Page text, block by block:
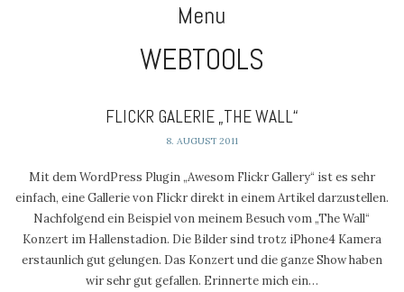
Menu
WEBTOOLS
FLICKR GALERIE „THE WALL“
8. AUGUST 2011
Mit dem WordPress Plugin „Awesom Flickr Gallery“ ist es sehr
einfach, eine Gallerie von Flickr direkt in einem Artikel darzustellen.
Nachfolgend ein Beispiel von meinem Besuch vom „The Wall“
Konzert im Hallenstadion. Die Bilder sind trotz iPhone4 Kamera
erstaunlich gut gelungen. Das Konzert und die ganze Show haben
wir sehr gut gefallen. Erinnerte mich ein…